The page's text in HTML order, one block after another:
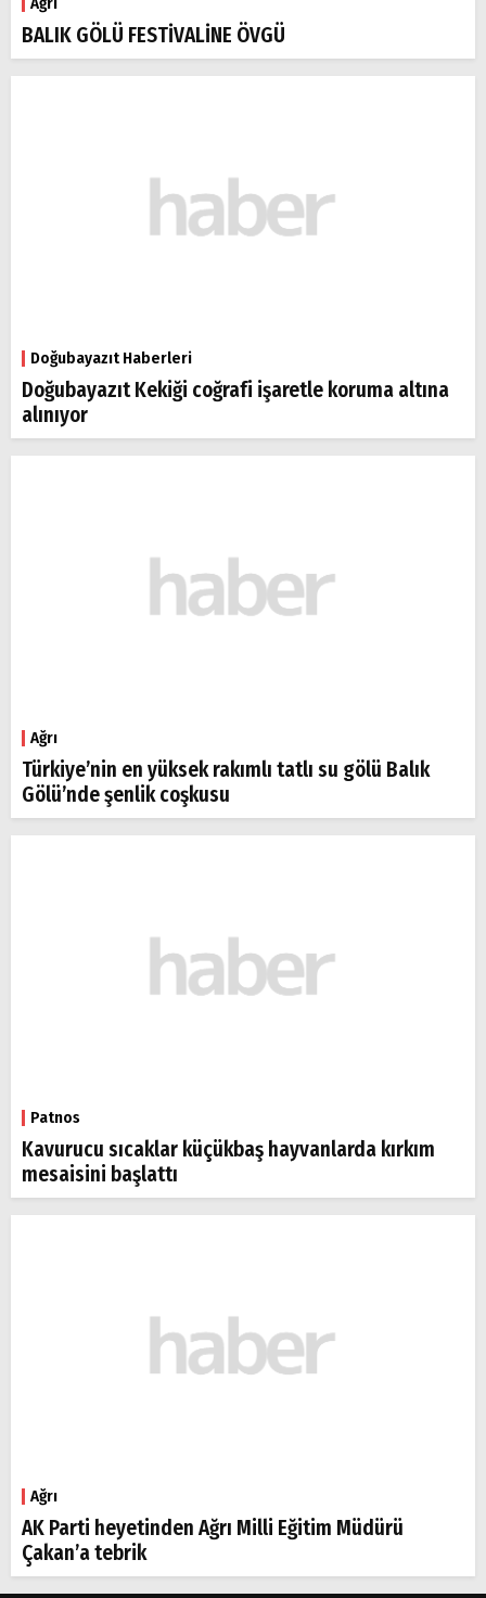
BALIK GÖLÜ FESTİVALİNE ÖVGÜ
Doğubayazıt Haberleri
Doğubayazıt Kekiği coğrafi işaretle koruma altına
alınıyor
Ağrı
Türkiye’nin en yüksek rakımlı tatlı su gölü Balık
Gölü’nde şenlik coşkusu
Patnos
Kavurucu sıcaklar küçükbaş hayvanlarda kırkım
mesaisini başlattı
Ağrı
AK Parti heyetinden Ağrı Milli Eğitim Müdürü
Çakan’a tebrik